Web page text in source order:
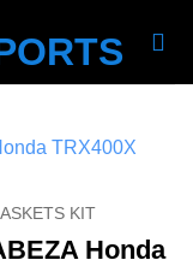
KIT
Honda